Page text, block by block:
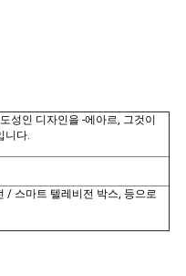
성인 디자인을 -에아르, 그것이
니다.
/ 스마트 텔레비전 박스, 등으로